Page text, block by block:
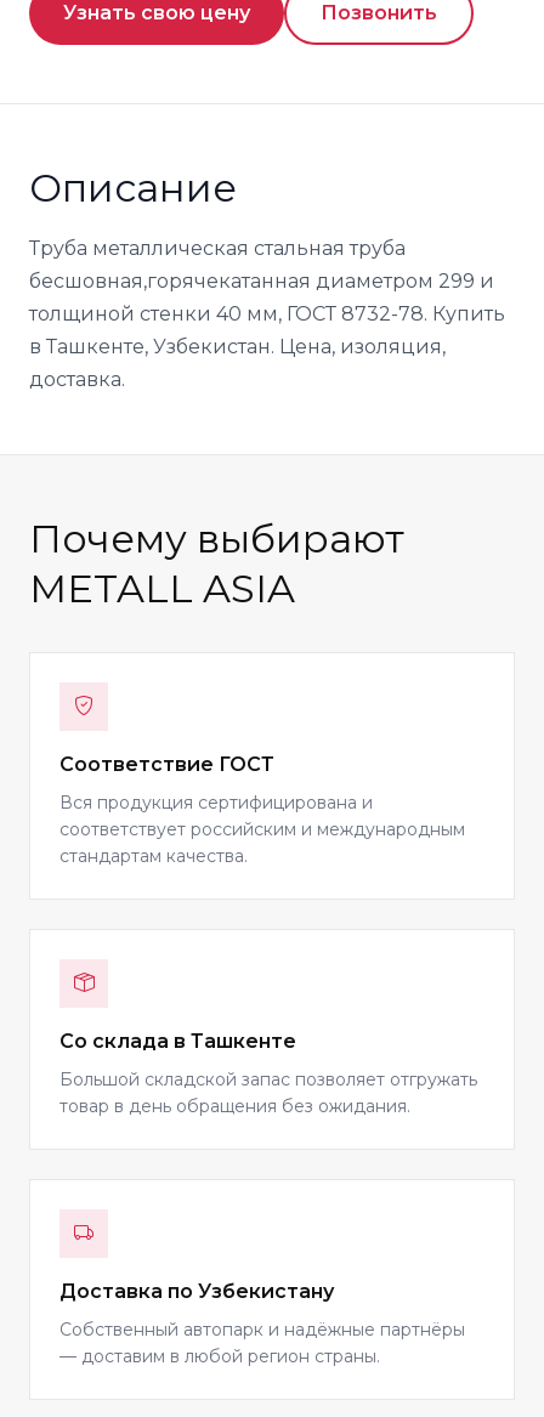
Узнать свою цену Позвонить
Описание
Труба металлическая стальная труба
бесшовная,горячекатанная диаметром 299 и
толщиной стенки 40 мм, ГОСТ 8732-78. Купить
в Ташкенте, Узбекистан. Цена, изоляция,
доставка.
Почему выбирают
METALL ASIA
Соответствие ГОСТ
Вся продукция сертифицирована и
соответствует российским и международным
стандартам качества.
Со склада в Ташкенте
Большой складской запас позволяет отгружать
товар в день обращения без ожидания.
Доставка по Узбекистану
Собственный автопарк и надёжные партнёры
— доставим в любой регион страны.